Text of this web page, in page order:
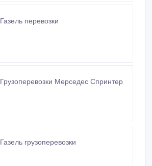
Газель перевозки
Грузоперевозки Мерседес Спринтер
Газель грузоперевозки